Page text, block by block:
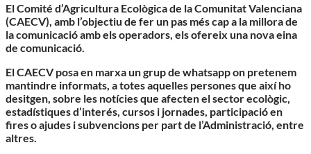
El Comité d’Agricultura Ecològica de la Comunitat Valenciana
(CAECV), amb l’objectiu de fer un pas més cap a la millora de
la comunicació amb els operadors, els ofereix una nova eina
de comunicació.
El CAECV posa en marxa un grup de whatsapp on pretenem
mantindre informats, a totes aquelles persones que així ho
desitgen, sobre les notícies que afecten el sector ecològic,
estadístiques d’interés, cursos i jornades, participació en
fires o ajudes i subvencions per part de l’Administració, entre
altres.